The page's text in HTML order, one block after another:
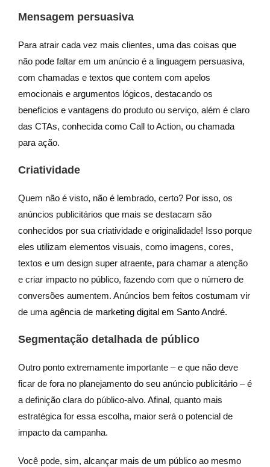
Mensagem persuasiva
Para atrair cada vez mais clientes, uma das coisas que
não pode faltar em um anúncio é a linguagem persuasiva,
com chamadas e textos que contem com apelos
emocionais e argumentos lógicos, destacando os
benefícios e vantagens do produto ou serviço, além é claro
das CTAs, conhecida como Call to Action, ou chamada
para ação.
Criatividade
Quem não é visto, não é lembrado, certo? Por isso, os
anúncios publicitários que mais se destacam são
conhecidos por sua criatividade e originalidade! Isso porque
eles utilizam elementos visuais, como imagens, cores,
textos e um design super atraente, para chamar a atenção
e criar impacto no público, fazendo com que o número de
conversões aumentem. Anúncios bem feitos costumam vir
de uma agência de marketing digital em Santo André.
Segmentação detalhada de público
Outro ponto extremamente importante – e que não deve
ficar de fora no planejamento do seu anúncio publicitário – é
a definição clara do público-alvo. Afinal, quanto mais
estratégica for essa escolha, maior será o potencial de
impacto da campanha.
Você pode, sim, alcançar mais de um público ao mesmo